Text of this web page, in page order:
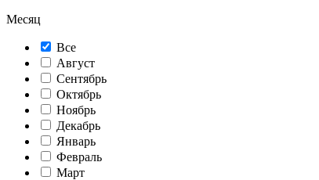
Месяц
Все
Август
Сентябрь
Октябрь
Ноябрь
Декабрь
Январь
Февраль
Март